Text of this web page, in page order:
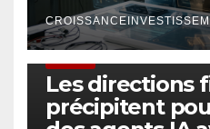
Les directions
précipitent